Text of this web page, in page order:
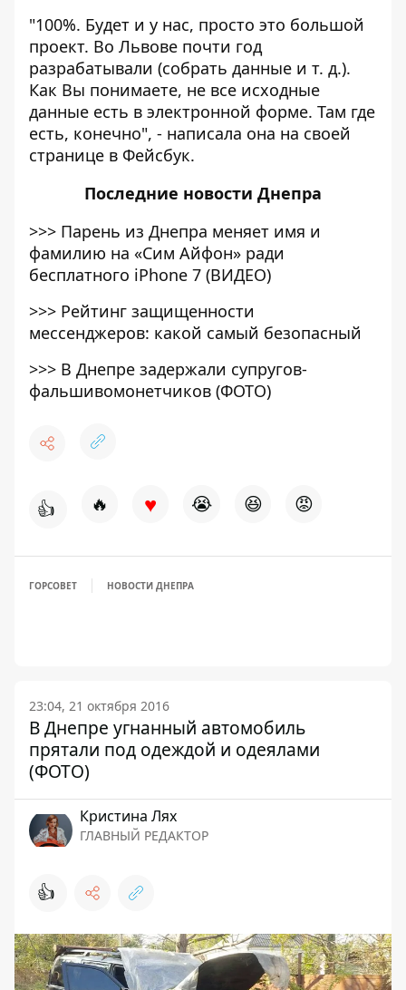
"100%. Будет и у нас, просто это большой
проект. Во Львове почти год
разрабатывали (собрать данные и т. д.).
Как Вы понимаете, не все исходные
данные есть в электронной форме. Там где
есть, конечно", - написала она на своей
странице в Фейсбук.
Последние новости Днепра
>>> Парень из Днепра меняет имя и
фамилию на «Сим Айфон» ради
бесплатного iPhone 7 (ВИДЕО)
>>> Рейтинг защищенности
мессенджеров: какой самый безопасный
>>> В Днепре задержали супругов-
фальшивомонетчиков (ФОТО)
👍 🔥 ♥ 😭 😆 😡
ГОРСОВЕТ НОВОСТИ ДНЕПРА
23:04, 21 октября 2016
В Днепре угнанный автомобиль
прятали под одеждой и одеялами
(ФОТО)
Кристина Лях
ГЛАВНЫЙ РЕДАКТОР
👍